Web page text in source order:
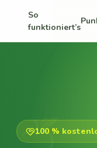
So
funktioniert’s
100 %